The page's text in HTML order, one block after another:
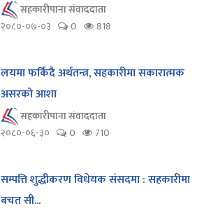
सहकारीपाना संवाददाता
२०८०-०७-०३
0 818
लयमा फर्किदै अर्थतन्त्र, सहकारीमा सकारात्मक
असरको आशा
सहकारीपाना संवाददाता
२०८०-०६-३०
0 710
सम्पत्ति शुद्धीकरण विधेयक संसदमा : सहकारीमा
बचत सी...